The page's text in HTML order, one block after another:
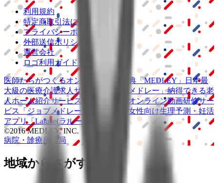
利用規約
特定商取引法に基づく表記
プライバシーポリシー
外部送信ポリシー
運営会社
ロゴ利用ガイドライン
医師たちがつくるオンライン医療事典 「MEDLEY」
日本最
大級の医療介護求人サイト 「ジョブメドレー」納得できる老
人ホーム紹介サービス
オンライン動画研修サー
ビス
「ジョブメドレー 女性向け生理予測・妊活
アプリ「Lalune(ラルーン)」
©2016 MEDLEY, INC.
病院・診療所
薬局
地域からさがす